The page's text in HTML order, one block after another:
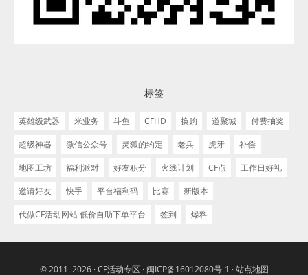
标签
英雄级武器 米业务 斗鱼 CFHD 换购 道聚城
付费抽奖
超级神器
微信公众号 灵狐的约定 老兵 虎牙
补偿
地图工坊
福利派对 好友积分 火线计划 CF点
工作日好礼
邀请好友
快手 平台福利码 比赛
新版本
代做CF活动网站 低价自助下单平台
签到 爆料
© 2011–2026 ·CF活动专区 · 闽ICP备16012080号-1 ·站点地图